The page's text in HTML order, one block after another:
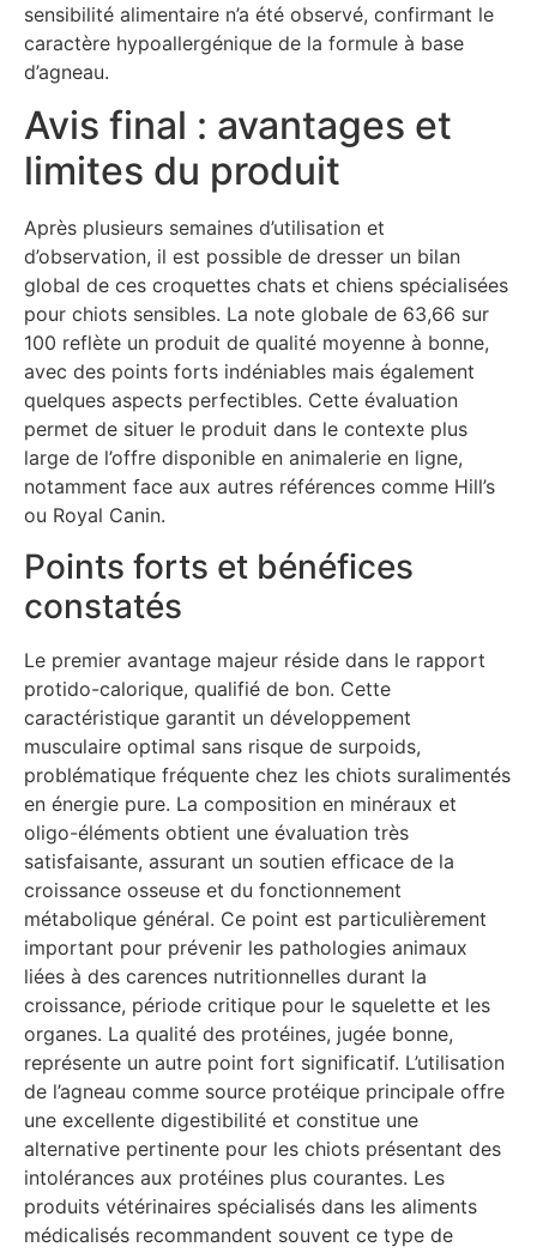
sensibilité alimentaire n’a été observé, confirmant le
caractère hypoallergénique de la formule à base
d’agneau.
Avis final : avantages et
limites du produit
Après plusieurs semaines d’utilisation et
d’observation, il est possible de dresser un bilan
global de ces croquettes chats et chiens spécialisées
pour chiots sensibles. La note globale de 63,66 sur
100 reflète un produit de qualité moyenne à bonne,
avec des points forts indéniables mais également
quelques aspects perfectibles. Cette évaluation
permet de situer le produit dans le contexte plus
large de l’offre disponible en animalerie en ligne,
notamment face aux autres références comme Hill’s
ou Royal Canin.
Points forts et bénéfices
constatés
Le premier avantage majeur réside dans le rapport
protido-calorique, qualifié de bon. Cette
caractéristique garantit un développement
musculaire optimal sans risque de surpoids,
problématique fréquente chez les chiots suralimentés
en énergie pure. La composition en minéraux et
oligo-éléments obtient une évaluation très
satisfaisante, assurant un soutien efficace de la
croissance osseuse et du fonctionnement
métabolique général. Ce point est particulièrement
important pour prévenir les pathologies animaux
liées à des carences nutritionnelles durant la
croissance, période critique pour le squelette et les
organes. La qualité des protéines, jugée bonne,
représente un autre point fort significatif. L’utilisation
de l’agneau comme source protéique principale offre
une excellente digestibilité et constitue une
alternative pertinente pour les chiots présentant des
intolérances aux protéines plus courantes. Les
produits vétérinaires spécialisés dans les aliments
médicalisés recommandent souvent ce type de